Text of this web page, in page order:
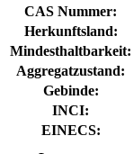
CAS Nummer:
Herkunftsland:
Mindesthaltbarkeit:
Aggregatzustand:
Gebinde:
INCI:
EINECS: